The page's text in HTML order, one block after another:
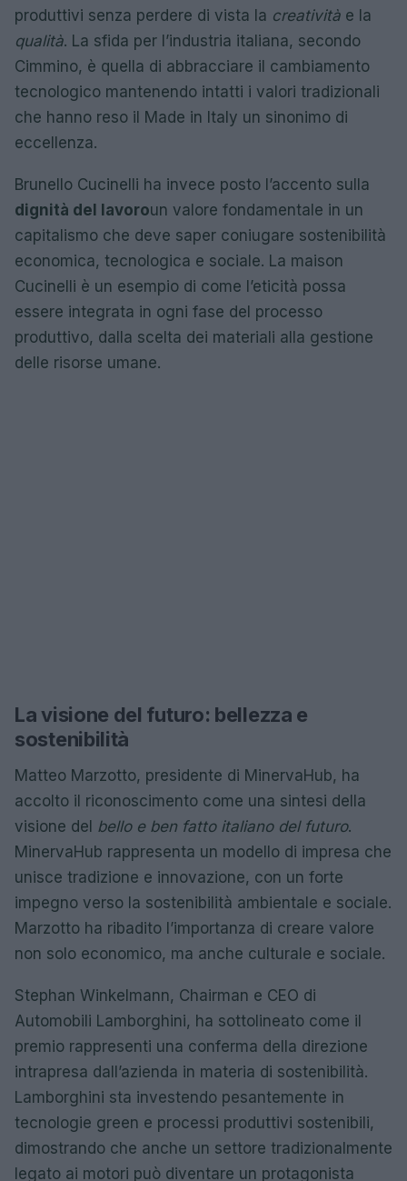
produttivi senza perdere di vista la creatività e la
qualità. La sfida per l’industria italiana, secondo
Cimmino, è quella di abbracciare il cambiamento
tecnologico mantenendo intatti i valori tradizionali
che hanno reso il Made in Italy un sinonimo di
eccellenza.
Brunello Cucinelli ha invece posto l’accento sulla
dignità del lavoroun valore fondamentale in un
capitalismo che deve saper coniugare sostenibilità
economica, tecnologica e sociale. La maison
Cucinelli è un esempio di come l’eticità possa
essere integrata in ogni fase del processo
produttivo, dalla scelta dei materiali alla gestione
delle risorse umane.
La visione del futuro: bellezza e
sostenibilità
Matteo Marzotto, presidente di MinervaHub, ha
accolto il riconoscimento come una sintesi della
visione del bello e ben fatto italiano del futuro.
MinervaHub rappresenta un modello di impresa che
unisce tradizione e innovazione, con un forte
impegno verso la sostenibilità ambientale e sociale.
Marzotto ha ribadito l’importanza di creare valore
non solo economico, ma anche culturale e sociale.
Stephan Winkelmann, Chairman e CEO di
Automobili Lamborghini, ha sottolineato come il
premio rappresenti una conferma della direzione
intrapresa dall’azienda in materia di sostenibilità.
Lamborghini sta investendo pesantemente in
tecnologie green e processi produttivi sostenibili,
dimostrando che anche un settore tradizionalmente
legato ai motori può diventare un protagonista